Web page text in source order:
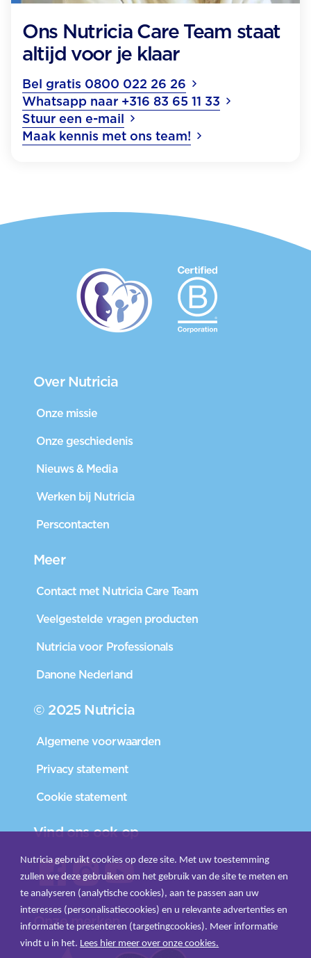
Ons Nutricia Care Team staat
altijd voor je klaar
Bel gratis 0800 022 26 26
Whatsapp naar +316 83 65 11 33
Stuur een e-mail
Maak kennis met ons team!
Over Nutricia
Onze missie
Onze geschiedenis
Nieuws & Media
Werken bij Nutricia
Perscontacten
Meer
Contact met Nutricia Care Team
Veelgestelde vragen producten
Nutricia voor Professionals
Danone Nederland
© 2025 Nutricia
Algemene voorwaarden
Privacy statement
Cookie statement
Vind ons ook op
Onze merken
Nutricia gebruikt cookies op deze site. Met uw toestemming
zullen we deze gebruiken om het gebruik van de site te meten en
te analyseren (analytische cookies), aan te passen aan uw
interesses (personalisatiecookies) en u relevante advertenties en
informatie te presenteren (targetingcookies). Meer informatie
vindt u in het. Lees hier meer over onze cookies.